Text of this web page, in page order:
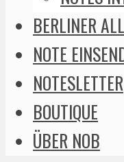
BERLINER
NOTE
NOTESLETTER
BOUTIQUE
ÜBER NOB